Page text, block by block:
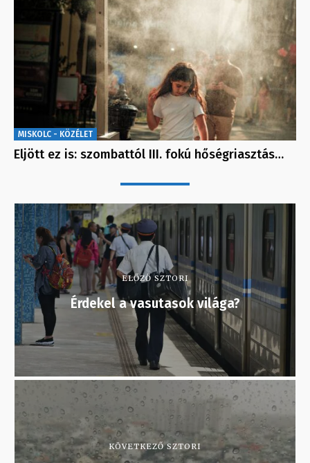
MISKOLC - KÖZÉLET
Eljött ez is: szombattól III. fokú hőségriasztás…
ELŐZŐ SZTORI
Érdekel a vasutasok világa?
KÖVETKEZŐ SZTORI